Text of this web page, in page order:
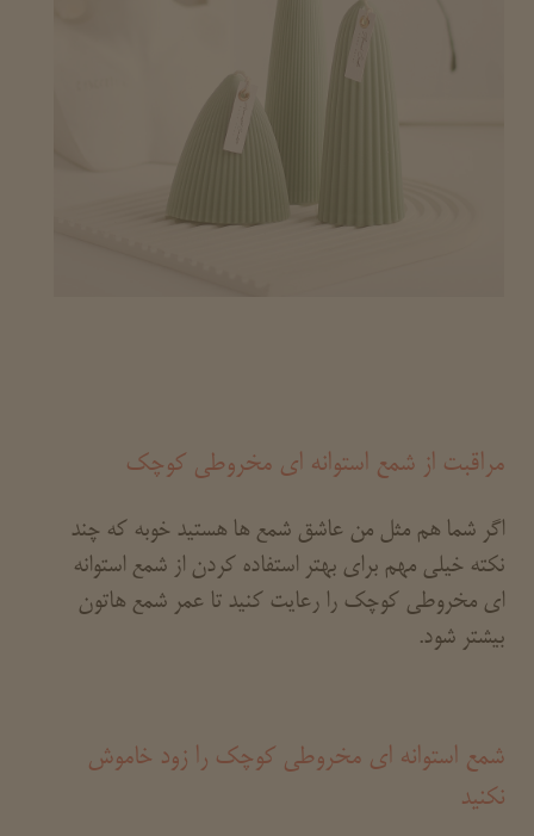
مراقبت از شمع استوانه ای مخروطی کوچک
اگر شما هم مثل من عاشق شمع ها هستید خوبه که چند
نکته خیلی مهم برای بهتر استفاده کردن از شمع استوانه
ای مخروطی کوچک را رعایت کنید تا عمر شمع هاتون
بیشتر شود.
شمع استوانه ای مخروطی کوچک را زود خاموش
نکنید